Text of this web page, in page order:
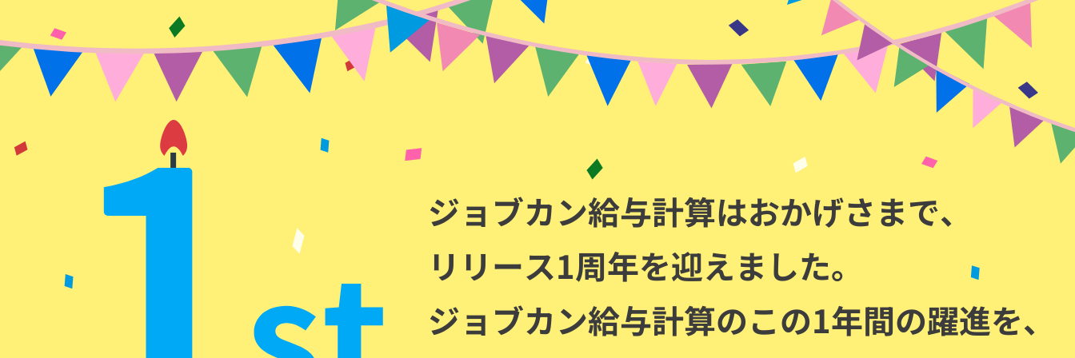
ジョブカン給与計算はおかげさまで、
リリース1周年を迎えました。
ジョブカン給与計算のこの1年間の躍進を、